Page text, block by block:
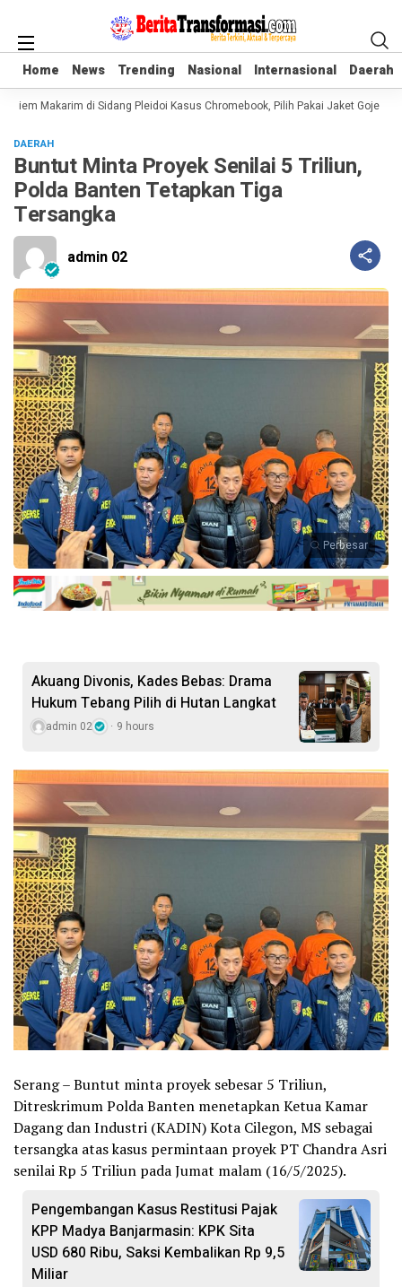
Home News Trending Nasional Internasional Daerah
Home News Trending Nasional Internasional Daerah
Makarim di Sidang Pleidoi Kasus Chromebook, Pilih Pakai Jaket Gojek
DAERAH
Buntut Minta Proyek Senilai 5 Triliun,
Polda Banten Tetapkan Tiga
Tersangka
admin 02
Perbesar
Akuang Divonis, Kades Bebas: Drama
Hukum Tebang Pilih di Hutan Langkat
admin 02 9 hours
Serang – Buntut minta proyek sebesar 5 Triliun,
Ditreskrimum Polda Banten menetapkan Ketua Kamar
Dagang dan Industri (KADIN) Kota Cilegon, MS sebagai
tersangka atas kasus permintaan proyek PT Chandra Asri
senilai Rp 5 Triliun pada Jumat malam (16/5/2025).
Pengembangan Kasus Restitusi Pajak
KPP Madya Banjarmasin: KPK Sita
USD 680 Ribu, Saksi Kembalikan Rp 9,5
Miliar